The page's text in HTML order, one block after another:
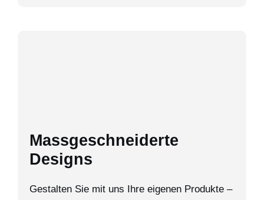
Massgeschneiderte
Designs
Gestalten Sie mit uns Ihre eigenen Produkte –